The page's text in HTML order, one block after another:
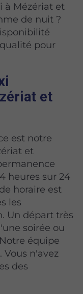
à Mézériat et
de nuit ?
pour
et
est notre
et
heures sur 24
horaire est
les
Un départ très
soirée ou
équipe
n'avez
des